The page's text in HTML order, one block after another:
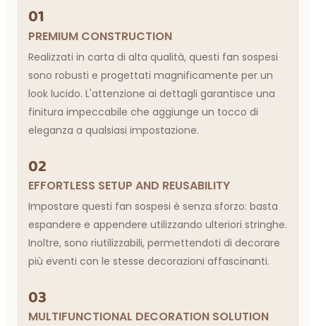
01
PREMIUM CONSTRUCTION
Realizzati in carta di alta qualità, questi fan sospesi
sono robusti e progettati magnificamente per un
look lucido. L'attenzione ai dettagli garantisce una
finitura impeccabile che aggiunge un tocco di
eleganza a qualsiasi impostazione.
02
EFFORTLESS SETUP AND REUSABILITY
Impostare questi fan sospesi è senza sforzo: basta
espandere e appendere utilizzando ulteriori stringhe.
Inoltre, sono riutilizzabili, permettendoti di decorare
più eventi con le stesse decorazioni affascinanti.
03
MULTIFUNCTIONAL DECORATION SOLUTION